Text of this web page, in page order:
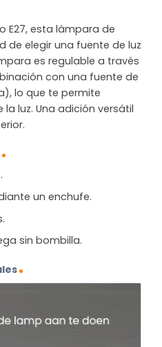
E27, esta lámpara de
de elegir una fuente de luz
es regulable a través
con una fuente de
lo que te permite
luz. Una adición versátil
un enchufe.
sin bombilla.